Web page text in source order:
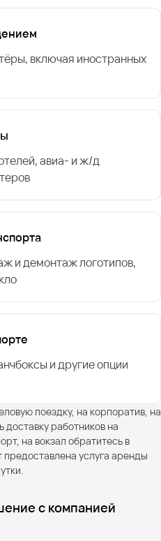
включая иностранных
авиа- и ж/д
и демонтаж логотипов,
и другие опции
поездку, на корпоратив, на
доставку работников на
на вокзал обратитесь в
услуга аренды
с компанией